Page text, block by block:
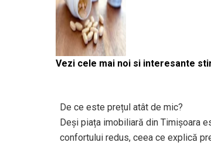
Vezi cele mai noi si interesante
De ce este prețul atât de mic?
Deși piața imobiliară din Timișoara
confortului redus, ceea ce explică